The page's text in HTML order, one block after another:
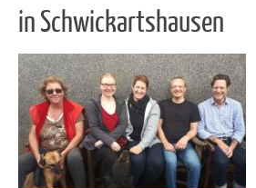
in Schwickartshausen